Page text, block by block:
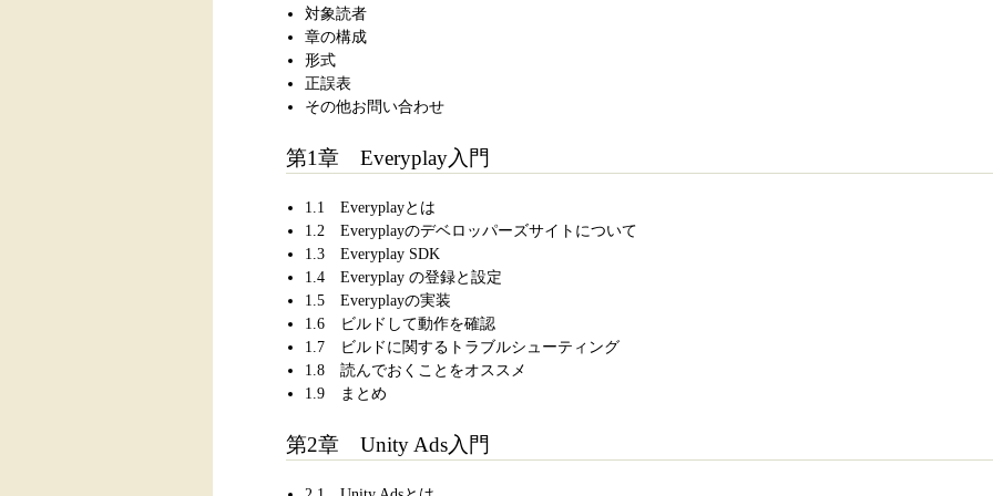
対象読者
章の構成
形式
正誤表
その他お問い合わせ
第1章 Everyplay入門
1.1 Everyplayとは
1.2 Everyplayのデベロッパーズサイトについて
1.3 Everyplay SDK
1.4 Everyplay の登録と設定
1.5 Everyplayの実装
1.6 ビルドして動作を確認
1.7 ビルドに関するトラブルシューティング
1.8 読んでおくことをオススメ
1.9 まとめ
第2章 Unity Ads入門